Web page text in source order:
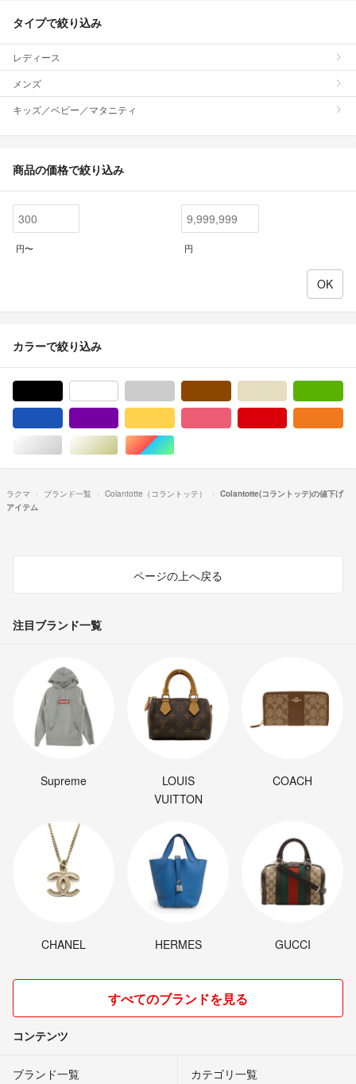
タイプで絞り込み
レディース
メンズ
キッズ／ベビー／マタニティ
商品の価格で絞り込み
円〜 円
カラーで絞り込み
シルバー/銀色系ゴールド/金色系マルチカラー
ラクマ ブランド一覧 Colantotte（コラントッテ）
Colantotte(コラントッテ)の値下げ
アイテム
ページの上へ戻る
注目ブランド一覧
Supreme
LOUIS
VUITTON
COACH
CHANEL HERMES GUCCI
すべてのブランドを見る
コンテンツ
ブランド一覧 カテゴリ一覧